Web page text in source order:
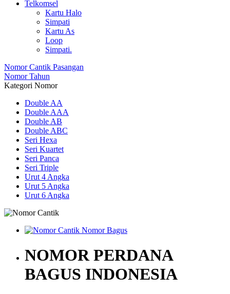
Telkomsel
Kartu Halo
Simpati
Kartu As
Loop
Simpati.
Nomor Cantik Pasangan
Nomor Tahun
Kategori Nomor
Double AA
Double AAA
Double AB
Double ABC
Seri Hexa
Seri Kuartet
Seri Panca
Seri Triple
Urut 4 Angka
Urut 5 Angka
Urut 6 Angka
NOMOR PERDANA
BAGUS INDONESIA